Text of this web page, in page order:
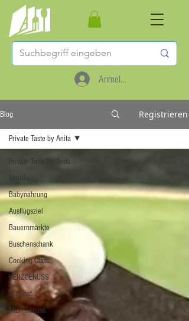
Anmelden
Blog Registrieren
Private Taste by Anita
Marille
Babynahrung
Ausflugsziel
Bauernmärkte
Buschenschank
Cooking Class
HERZGENUSS
Linz isst...
Maxi.Genuss
Private Taste by Anita